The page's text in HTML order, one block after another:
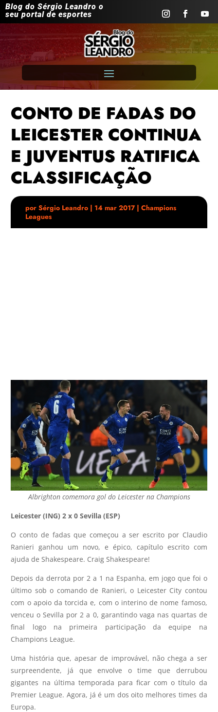
Blog do Sérgio Leandro o
seu portal de esportes
CONTO DE FADAS DO
LEICESTER CONTINUA
E JUVENTUS RATIFICA
CLASSIFICAÇÃO
porSérgio Leandro | 14 mar 2017|Champions
Leagues
Albrighton comemora gol do Leicester na Champions
Leicester (ING) 2 x 0 Sevilla (ESP)
O conto de fadas que começou a ser escrito por Claudio
Ranieri ganhou um novo, e épico, capítulo escrito com
ajuda de Shakespeare. Craig Shakespeare!
Depois da derrota por 2 a 1 na Espanha, em jogo que foi o
último sob o comando de Ranieri, o Leicester City contou
com o apoio da torcida e, com o interino de nome famoso,
venceu o Sevilla por 2 a 0, garantindo vaga nas quartas de
final logo na primeira participação da equipe na
Champions League.
Uma história que, apesar de improvável, não chega a ser
surpreendente, já que envolve o time que derrubou
gigantes na última temporada para ficar com o título da
Premier League. Agora, já é um dos oito melhores times da
Europa.